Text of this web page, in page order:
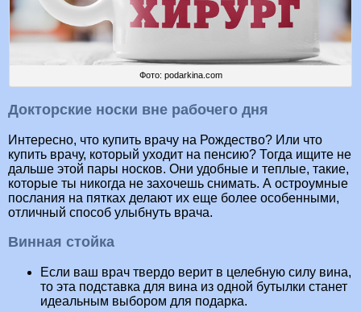
Фото: podarkina.com
Докторские носки вне рабочего дня
Интересно, что купить врачу на Рождество? Или что
купить врачу, который уходит на пенсию? Тогда ищите не
дальше этой пары носков. Они удобные и теплые, такие,
которые ты никогда не захочешь снимать. А остроумные
послания на пятках делают их еще более особенными,
отличный способ улыбнуть врача.
Винная стойка
Если ваш врач твердо верит в целебную силу вина,
то эта подставка для вина из одной бутылки станет
идеальным выбором для подарка.